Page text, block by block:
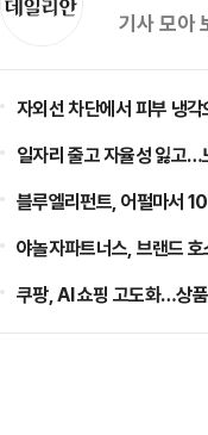
기사 모아
자외선 차단에서 피부 냉
일자리 줄고 자율성 잃고…
블루엘리펀트, 어펄마서
야놀자파트너스, 브랜드
쿠팡, AI 쇼핑 고도화…상